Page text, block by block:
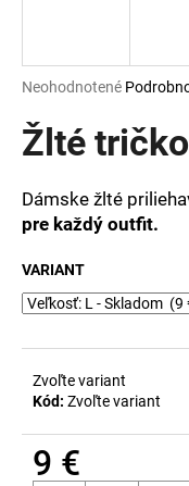
Priemerné
produktu
je
z
5
hviezdičiek.
Neohodnotené
Žlté
Dámske žlté
pre každý outfit.
VARIANT
Zvoľte variant
Kód: Zvoľte variant
9 €
d
p
o
r
ú
č
a
m